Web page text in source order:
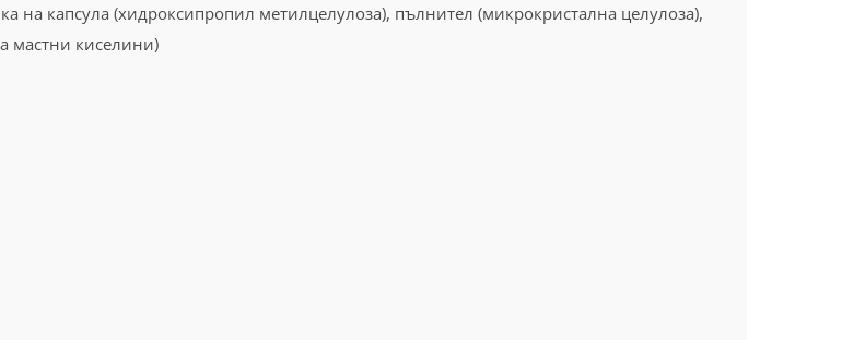
на капсула (хидроксипропил метилцелулоза), пълнител (микрокристална целулоза),
мастни киселини)